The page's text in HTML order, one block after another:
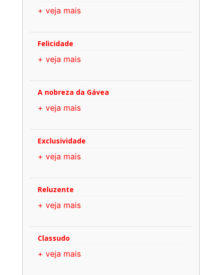
+ veja mais
Felicidade
+ veja mais
A nobreza da Gávea
+ veja mais
Exclusividade
+ veja mais
Reluzente
+ veja mais
Classudo
+ veja mais